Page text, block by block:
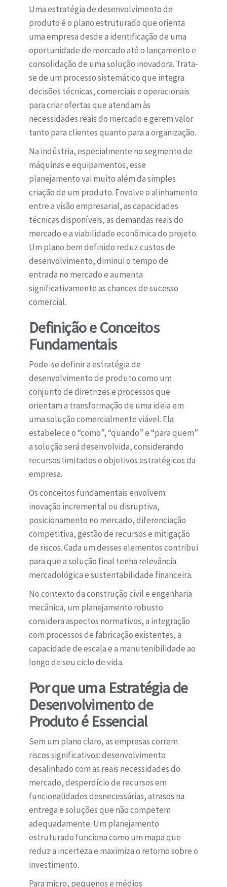
Uma estratégia de desenvolvimento de
produto é o plano estruturado que orienta
uma empresa desde a identificação de uma
oportunidade de mercado até o lançamento e
consolidação de uma solução inovadora. Trata-
se de um processo sistemático que integra
decisões técnicas, comerciais e operacionais
para criar ofertas que atendam às
necessidades reais do mercado e gerem valor
tanto para clientes quanto para a organização.
Na indústria, especialmente no segmento de
máquinas e equipamentos, esse
planejamento vai muito além da simples
criação de um produto. Envolve o alinhamento
entre a visão empresarial, as capacidades
técnicas disponíveis, as demandas reais do
mercado e a viabilidade econômica do projeto.
Um plano bem definido reduz custos de
desenvolvimento, diminui o tempo de
entrada no mercado e aumenta
significativamente as chances de sucesso
comercial.
Definição e Conceitos
Fundamentais
Pode-se definir a estratégia de
desenvolvimento de produto como um
conjunto de diretrizes e processos que
orientam a transformação de uma ideia em
uma solução comercialmente viável. Ela
estabelece o “como”, “quando” e “para quem”
a solução será desenvolvida, considerando
recursos limitados e objetivos estratégicos da
empresa.
Os conceitos fundamentais envolvem:
inovação incremental ou disruptiva,
posicionamento no mercado, diferenciação
competitiva, gestão de recursos e mitigação
de riscos. Cada um desses elementos contribui
para que a solução final tenha relevância
mercadológica e sustentabilidade financeira.
No contexto da construção civil e engenharia
mecânica, um planejamento robusto
considera aspectos normativos, a integração
com processos de fabricação existentes, a
capacidade de escala e a manutenibilidade ao
longo de seu ciclo de vida.
Por que uma Estratégia de
Desenvolvimento de
Produto é Essencial
Sem um plano claro, as empresas correm
riscos significativos: desenvolvimento
desalinhado com as reais necessidades do
mercado, desperdício de recursos em
funcionalidades desnecessárias, atrasos na
entrega e soluções que não competem
adequadamente. Um planejamento
estruturado funciona como um mapa que
reduz a incerteza e maximiza o retorno sobre o
investimento.
Para micro, pequenos e médios